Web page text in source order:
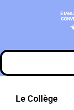
Le Collège